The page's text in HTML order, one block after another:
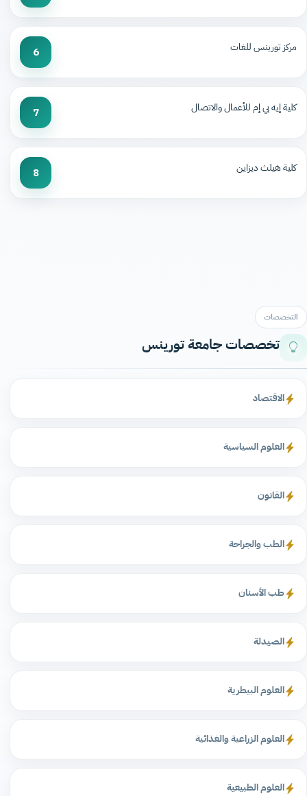
مركز تورينس للغات 6
كلية إيه بي إم للأعمال والاتصال 7
كلية هيلث ديزاين 8
التخصصات
تخصصات جامعة تورينس
الاقتصاد
العلوم السياسية
القانون
الطب والجراحة
طب الأسنان
الصيدلة
العلوم البيطرية
العلوم الزراعية والغذائية
العلوم الطبيعية